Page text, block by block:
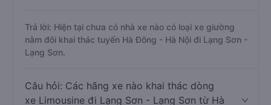
Trả lời: Hiện tại chưa có nhà xe nào có loại xe giường
nằm đôi khai thác tuyến Hà Đông - Hà Nội đi Lạng Sơn -
Lạng Sơn.
Câu hỏi: Các hãng xe nào khai thác dòng
xe Limousine đi Lạng Sơn - Lạng Sơn từ Hà